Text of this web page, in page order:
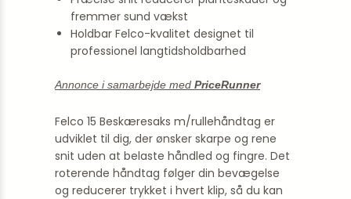
fremmer sund vækst
Holdbar Felco-kvalitet designet til
professionel langtidsholdbarhed
Annonce i samarbejde med PriceRunner
Felco 15 Beskæresaks m/rullehåndtag er
udviklet til dig, der ønsker skarpe og rene
snit uden at belaste håndled og fingre. Det
roterende håndtag følger din bevægelse
og reducerer trykket i hvert klip, så du kan